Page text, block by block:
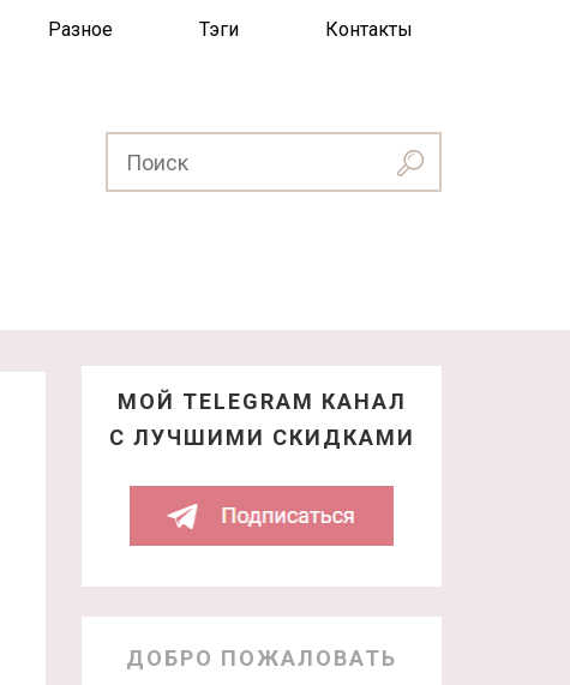
Разное Тэги Контакты
МОЙ TELEGRAM КАНАЛ
С ЛУЧШИМИ СКИДКАМИ
ДОБРО ПОЖАЛОВАТЬ